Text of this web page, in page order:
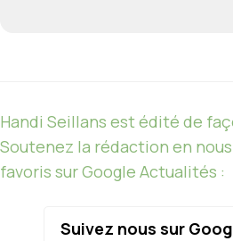
Handi Seillans est édité de
Soutenez la rédaction en
favoris sur Google Actualités :
Suivez nous sur